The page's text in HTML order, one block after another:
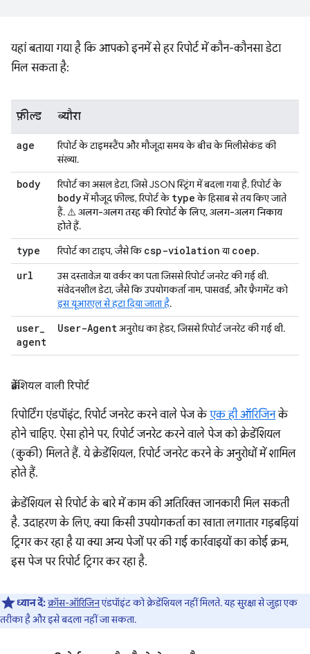
यहां बताया गया है कि आपको इनमें से हर रिपोर्ट में कौन-कौनसा डेटा
मिल सकता है:
फ़ील्ड ब्यौरा
age
रिपोर्ट के टाइमस्टैंप और मौजूदा समय के बीच के मिलीसेकंड की
संख्या.
body रिपोर्ट का असल डेटा, जिसे JSON स्ट्रिंग में बदला गया है. रिपोर्ट के
bodyमें मौजूद फ़ील्ड, रिपोर्ट के typeके हिसाब से तय किए जाते
हैं. ⚠️ अलग-अलग तरह की रिपोर्ट के लिए, अलग-अलग निकाय
होते हैं.
type रिपोर्ट का टाइप, जैसे कि csp-violationयाcoep.
url
उस दस्तावेज़ या वर्कर का पता जिससे रिपोर्ट जनरेट की गई थी.
संवेदनशील डेटा, जैसे कि उपयोगकर्ता नाम, पासवर्ड, और फ़्रैगमेंट को
इस यूआरएल से हटा दिया जाता है.
user
agent
User-Agent अनुरोध का हेडर, जिससे रिपोर्ट जनरेट की गई थी.
क्रेडेंशियल वाली रिपोर्ट
रिपोर्टिंग एंडपॉइंट, रिपोर्ट जनरेट करने वाले पेज केएक ही ऑरिजिनके
होने चाहिए. ऐसा होने पर, रिपोर्ट जनरेट करने वाले पेज को क्रेडेंशियल
(कुकी) मिलते हैं. ये क्रेडेंशियल, रिपोर्ट जनरेट करने के अनुरोधों में शामिल
होते हैं.
क्रेडेंशियल से रिपोर्ट के बारे में काम की अतिरिक्त जानकारी मिल सकती
है. उदाहरण के लिए, क्या किसी उपयोगकर्ता का खाता लगातार गड़बड़ियां
ट्रिगर कर रहा है या क्या अन्य पेजों पर की गई कार्रवाइयों का कोई क्रम,
इस पेज पर रिपोर्ट ट्रिगर कर रहा है.
ध्यान दें:क्रॉस-ऑरिजिनएंडपॉइंट को क्रेडेंशियल नहीं मिलते. यह सुरक्षा से जुड़ा एक
तरीका है और इसे बदला नहीं जा सकता.